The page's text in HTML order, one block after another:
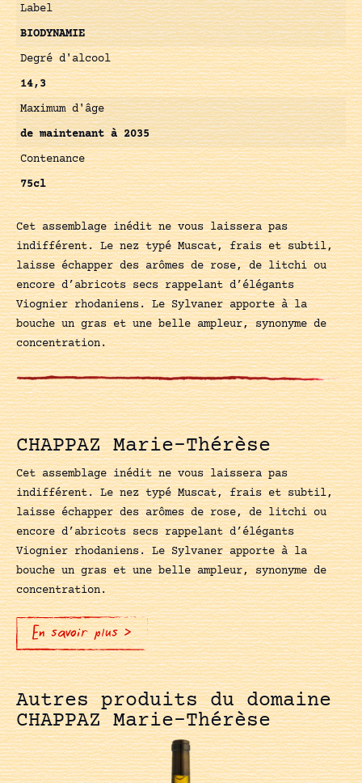
Label
BIODYNAMIE
Degré d'alcool
14,3
Maximum d'âge
de maintenant à 2035
Contenance
75cl
Cet assemblage inédit ne vous laissera pas
indifférent. Le nez typé Muscat, frais et subtil,
laisse échapper des arômes de rose, de litchi ou
encore d’abricots secs rappelant d’élégants
Viognier rhodaniens. Le Sylvaner apporte à la
bouche un gras et une belle ampleur, synonyme de
concentration.
CHAPPAZ Marie-Thérèse
Cet assemblage inédit ne vous laissera pas
indifférent. Le nez typé Muscat, frais et subtil,
laisse échapper des arômes de rose, de litchi ou
encore d’abricots secs rappelant d’élégants
Viognier rhodaniens. Le Sylvaner apporte à la
bouche un gras et une belle ampleur, synonyme de
concentration.
En savoir plus >
Autres produits du domaine
CHAPPAZ Marie-Thérèse